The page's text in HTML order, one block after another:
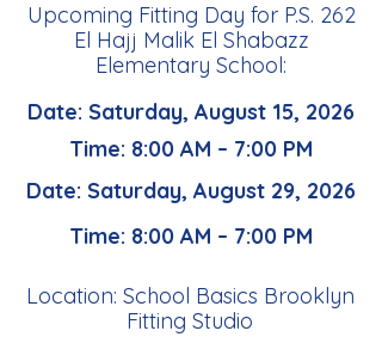
Upcoming Fitting Day for P.S. 262
El Hajj Malik El Shabazz
Elementary School:
Date: Saturday, August 15, 2026
Time: 8:00 AM – 7:00 PM
Date: Saturday, August 29, 2026
Time: 8:00 AM – 7:00 PM
Location: School Basics Brooklyn
Fitting Studio